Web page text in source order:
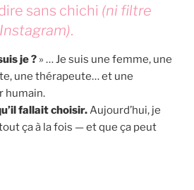
sans chichi (ni filtre
Instagram).
je ? » … Je suis une femme, une
une thérapeute… et une
humain.
fallait choisir.Aujourd’hui, je
ça à la fois — et que ça peut